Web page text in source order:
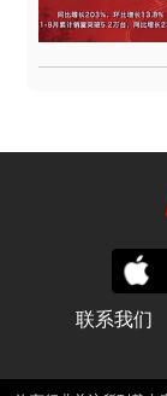
联系我们